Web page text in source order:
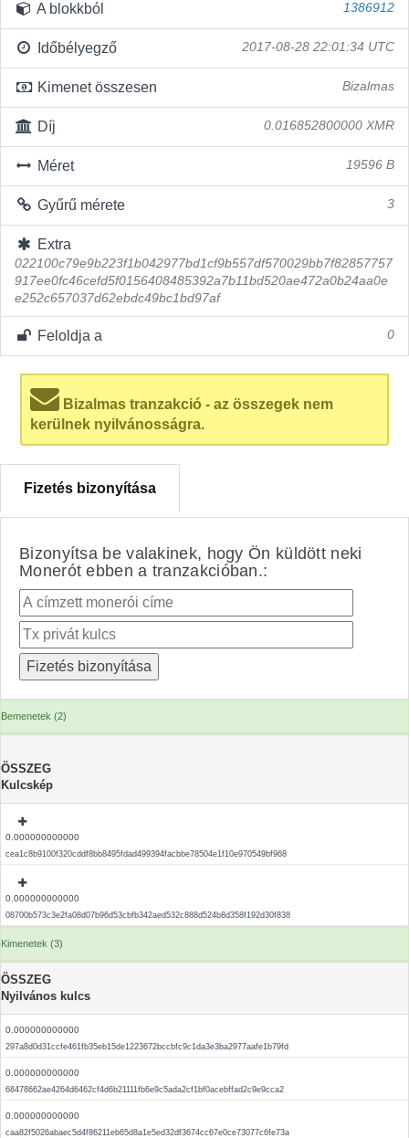
A blokkból 1386912
Időbélyegző 2017-08-28 22:01:34 UTC
Kimenet összesen Bizalmas
Díj 0.016852800000 XMR
Méret 19596 B
Gyűrű mérete 3
Extra
022100c79e9b223f1b042977bd1cf9b557df570029bb7f82857757
917ee0fc46cefd5f0156408485392a7b11bd520ae472a0b24aa0e
e252c657037d62ebdc49bc1bd97af
Feloldja a 0
Bizalmas tranzakció - az összegek nem
kerülnek nyilvánosságra.
Fizetés bizonyítása
Bizonyítsa be valakinek, hogy Ön küldött neki
Monerót ebben a tranzakcióban.:
Bemenetek (2)
ÖSSZEG
Kulcskép
0.000000000000
cea1c8b9100f320cddf8bb8495fdad499394facbbe78504e1f10e970549bf968
0.000000000000
08700b573c3e2fa08d07b96d53cbfb342aed532c888d524b8d358f192d30f838
Kimenetek (3)
ÖSSZEG
Nyilvános kulcs
0.000000000000
297a8d0d31ccfe461fb35eb15de1223672bccbfc9c1da3e3ba2977aafe1b79fd
0.000000000000
68478662ae4264d6462cf4d6b21111fb6e9c5ada2cf1bf0acebffad2c9e9cca2
0.000000000000
caa82f5026abaec5d4f86211eb65d8a1e5ed32df3674cc67e0ce73077c6fe73a